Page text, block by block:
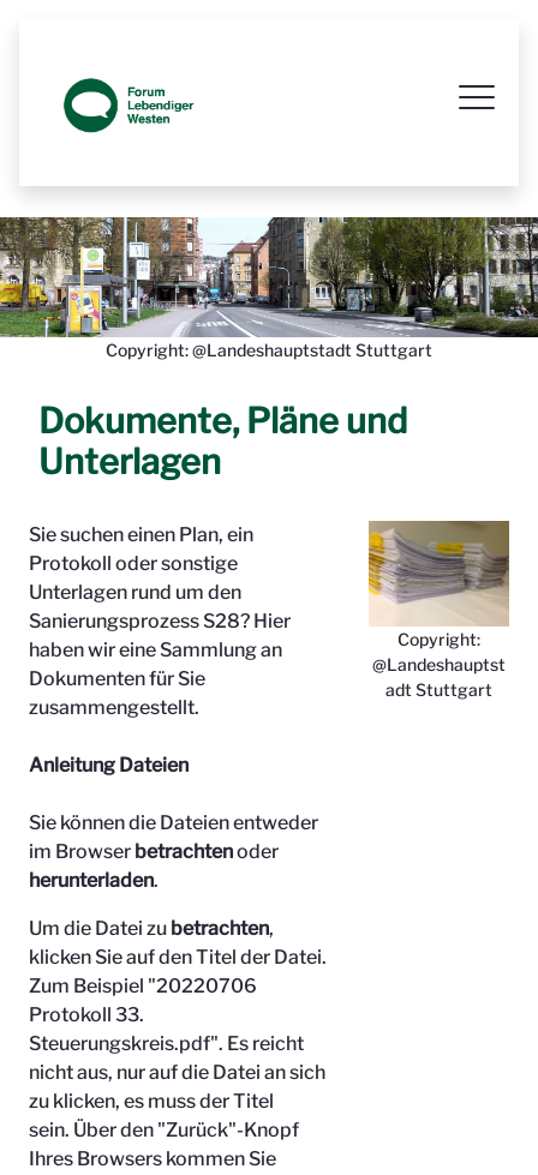
Copyright: @Landeshauptstadt Stuttgart
Dokumente, Pläne und
Unterlagen
Sie suchen einen Plan, ein
Protokoll oder sonstige
Unterlagen rund um den
Sanierungsprozess S28? Hier
haben wir eine Sammlung an
Dokumenten für Sie
zusammengestellt.
Anleitung Dateien
Sie können die Dateien entweder
im Browser betrachtenoder
herunterladen.
Um die Datei zu betrachten,
klicken Sie auf den Titel der Datei.
Zum Beispiel "20220706
Protokoll 33.
Steuerungskreis.pdf". Es reicht
nicht aus, nur auf die Datei an sich
zu klicken, es muss der Titel
sein. Über den "Zurück"-Knopf
Ihres Browsers kommen Sie
Copyright:
@Landeshauptst
adt Stuttgart